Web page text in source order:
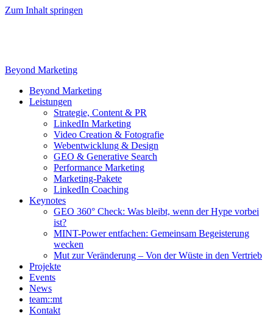
Zum Inhalt springen
Beyond Marketing
Beyond Marketing
Leistungen
Strategie, Content & PR
LinkedIn Marketing
Video Creation & Fotografie
Webentwicklung & Design
GEO & Generative Search
Performance Marketing
Marketing-Pakete
LinkedIn Coaching
Keynotes
GEO 360° Check: Was bleibt, wenn der Hype vorbei
ist?
MINT-Power entfachen: Gemeinsam Begeisterung
wecken
Mut zur Veränderung – Von der Wüste in den Vertrieb
Projekte
Events
News
team::mt
Kontakt